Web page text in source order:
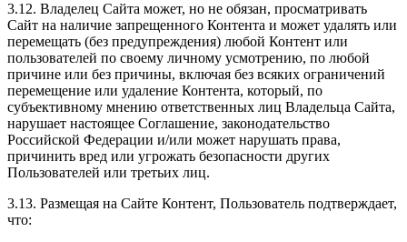
3.12. Владелец Сайта может, но не обязан, просматривать
Сайт на наличие запрещенного Контента и может удалять или
перемещать (без предупреждения) любой Контент или
пользователей по своему личному усмотрению, по любой
причине или без причины, включая без всяких ограничений
перемещение или удаление Контента, который, по
субъективному мнению ответственных лиц Владельца Сайта,
нарушает настоящее Соглашение, законодательство
Российской Федерации и/или может нарушать права,
причинить вред или угрожать безопасности других
Пользователей или третьих лиц.
3.13. Размещая на Сайте Контент, Пользователь подтверждает,
что: